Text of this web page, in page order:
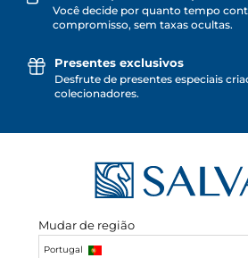
Você decide por quanto tempo
compromisso, sem taxas ocultas.
Presentes exclusivos
Desfrute de presentes especiais
colecionadores.
Mudar de região
Portugal